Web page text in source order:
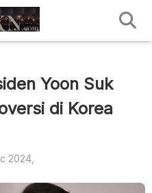
Yoon Suk
di Korea
2024,